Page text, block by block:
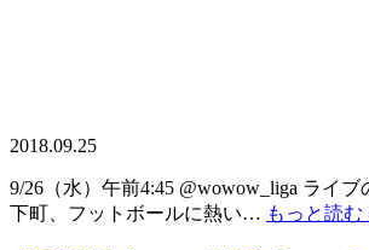
2018.09.25
9/26（水）午前4:45 @wowow_liga ライ
下町、フットボールに熱い… もっと読む